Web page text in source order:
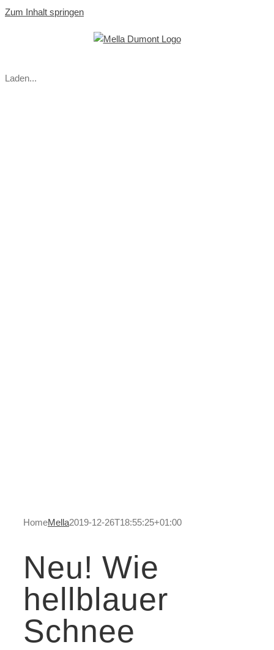
Zum Inhalt springen
Laden...
HomeMella2019-12-26T18:55:25+01:00
Neu! Wie
hellblauer
Schnee